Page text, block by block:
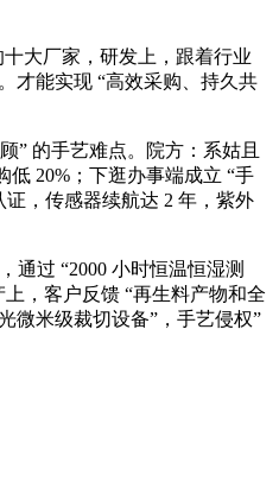
大厂家，研发上，跟着行业
才能实现 “高效采购、持久共
的手艺难点。院方：系姑且
低 20%；下逛办事端成立 “手
证，传感器续航达 2 年，紫外
过 “2000 小时恒温恒湿测
，客户反馈 “再生料产物和全
微米级裁切设备”，手艺侵权”